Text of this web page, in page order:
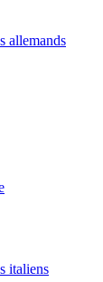
allemands
italiens